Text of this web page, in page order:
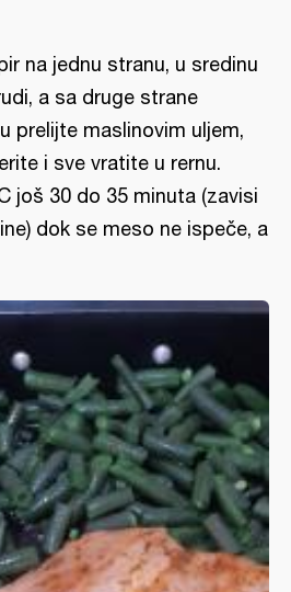
na jednu stranu, u sredinu
a sa druge strane
prelijte maslinovim uljem,
i sve vratite u rernu.
još 30 do 35 minuta (zavisi
dok se meso ne ispeče, a